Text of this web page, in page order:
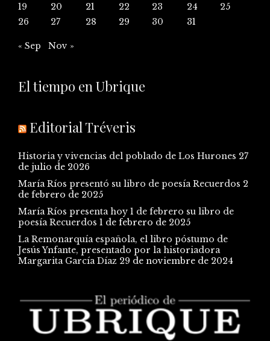
19
20 21 22 23 24
25
26
27 28 29 30 31
« Sep Nov »
El tiempo en Ubrique
Editorial Tréveris
Historia y vivencias del poblado de Los Hurones 27
de julio de 2026
María Ríos presentó su libro de poesía Recuerdos 2
de febrero de 2025
María Ríos presenta hoy 1 de febrero su libro de
poesía Recuerdos 1 de febrero de 2025
La Remonarquía española, el libro póstumo de
Jesús Ynfante, presentado por la historiadora
Margarita García Díaz 29 de noviembre de 2024